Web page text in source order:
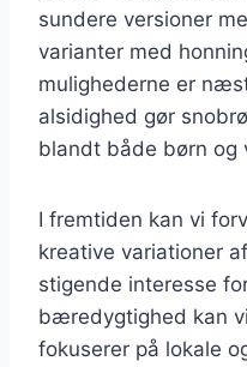
sundere versioner
varianter med
mulighederne er
alsidighed gør
blandt både børn og
I fremtiden kan vi
kreative variationer
stigende interesse
bæredygtighed kan
fokuserer på lokale